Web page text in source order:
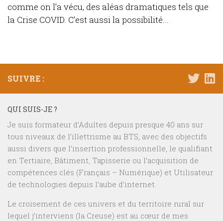
comme on l’a vécu, des aléas dramatiques tels que
la Crise COVID. C’est aussi la possibilité...
SUIVRE :
QUI SUIS-JE ?
Je suis formateur d’Adultes depuis presque 40 ans sur
tous niveaux de l’illettrisme au BTS, avec des objectifs
aussi divers que l’insertion professionnelle, le qualifiant
en Tertiaire, Bâtiment, Tapisserie ou l’acquisition de
compétences clés (Français – Numérique) et Utilisateur
de technologies depuis l’aube d’internet.
Le croisement de ces univers et du territoire rural sur
lequel j’interviens (la Creuse) est au cœur de mes